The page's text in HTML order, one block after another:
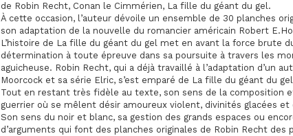
de Robin Recht, Conan le Cimmérien, La fille du géant du gel.
À cette occasion, l’auteur dévoile un ensemble de 30 planches
son adaptation de la nouvelle du romancier américain Robert
L’histoire de La fille du géant du gel met en avant la force brute
détermination à toute épreuve dans sa poursuite à travers les
aguicheuse. Robin Recht, qui a déjà travaillé à l’adaptation d’un
Moorcock et sa série Elric, s’est emparé de La fille du géant du
Tout en restant très fidèle au texte, son sens de la composition
guerrier où se mêlent désir amoureux violent, divinités glacées et
Son sens du noir et blanc, sa gestion des grands espaces ou
d’arguments qui font des planches originales de Robin Recht